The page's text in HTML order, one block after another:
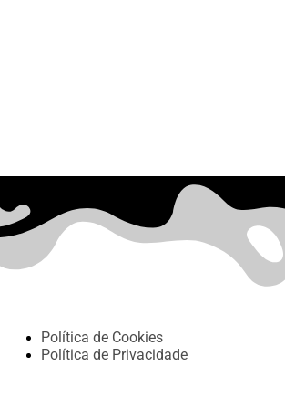
Política de Cookies
Política de Privacidade